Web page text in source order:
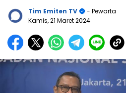
Tim Emiten TV
- Pewarta
Kamis, 21 Maret 2024